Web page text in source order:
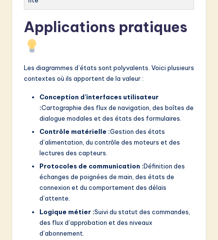
Applications pratiques
Les diagrammes d’états sont polyvalents. Voici plusieurs
contextes où ils apportent de la valeur :
Conception d’interfaces utilisateur
:Cartographie des flux de navigation, des boîtes de
dialogue modales et des états des formulaires.
Contrôle matérielle :Gestion des états
d’alimentation, du contrôle des moteurs et des
lectures des capteurs.
Protocoles de communication :Définition des
échanges de poignées de main, des états de
connexion et du comportement des délais
d’attente.
Logique métier :Suivi du statut des commandes,
des flux d’approbation et des niveaux
d’abonnement.